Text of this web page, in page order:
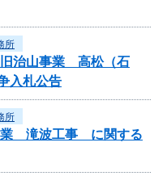
所
治山事業 高松（石
入札公告
所
業 滝波工事 に関する